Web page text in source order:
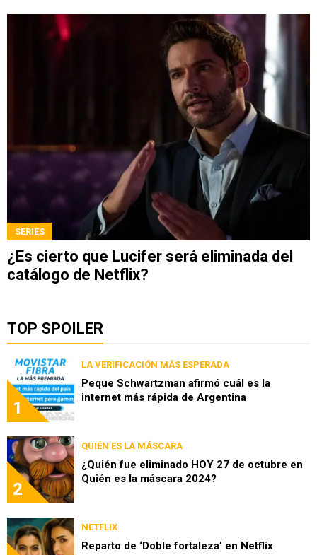
SERIES
¿Es cierto que Lucifer será eliminada del
catálogo de Netflix?
TOP SPOILER
1
LA VERIFICACIÓN MÁS ESPERADA
Peque Schwartzman afirmó cuál es la
internet más rápida de Argentina
2
QUIÉN ES LA MÁSCARA
¿Quién fue eliminado HOY 27 de octubre en
Quién es la máscara 2024?
NETFLIX
Reparto de ‘Doble fortaleza’ en Netflix